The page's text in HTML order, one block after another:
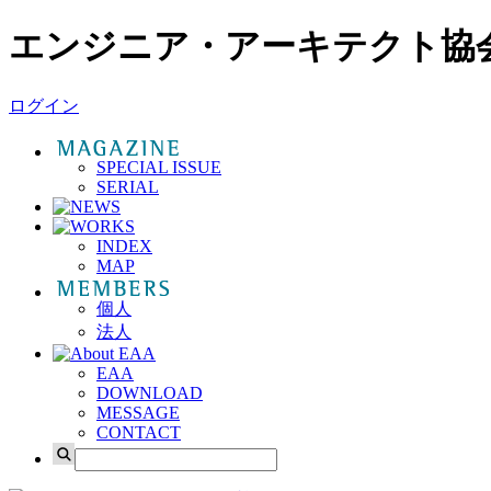
エンジニア・アーキテクト協
ログイン
SPECIAL ISSUE
SERIAL
INDEX
MAP
個人
法人
EAA
DOWNLOAD
MESSAGE
CONTACT